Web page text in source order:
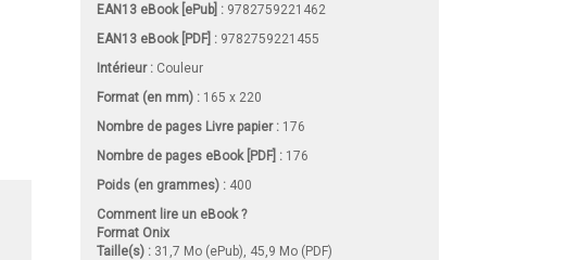
EAN13 eBook [ePub] : 9782759221462
EAN13 eBook [PDF] : 9782759221455
Intérieur : Couleur
Format (en mm) : 165 x 220
Nombre de pages Livre papier: 176
Nombre de pages eBook [PDF] : 176
Poids (en grammes) : 400
Comment lire un eBook ?
Format Onix
Taille(s) : 31,7 Mo (ePub), 45,9 Mo (PDF)